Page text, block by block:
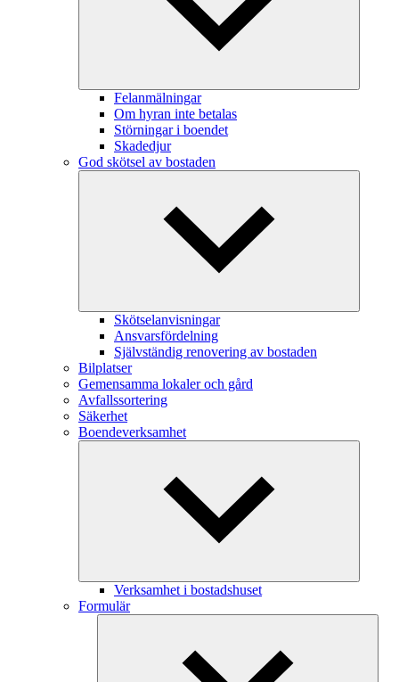
Felanmälningar
Om hyran inte betalas
Störningar i boendet
Skadedjur
God skötsel av bostaden
Skötselanvisningar
Ansvarsfördelning
Självständig renovering av bostaden
Bilplatser
Gemensamma lokaler och gård
Avfallssortering
Säkerhet
Boendeverksamhet
Verksamhet i bostadshuset
Formulär